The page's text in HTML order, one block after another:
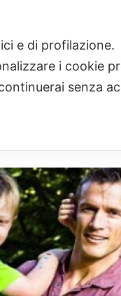
e di profilazione.
i cookie
senza